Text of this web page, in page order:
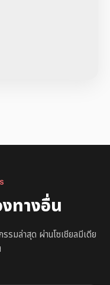
งทางอื่น
รมล่าสุด ผ่านโซเชียลมีเดีย